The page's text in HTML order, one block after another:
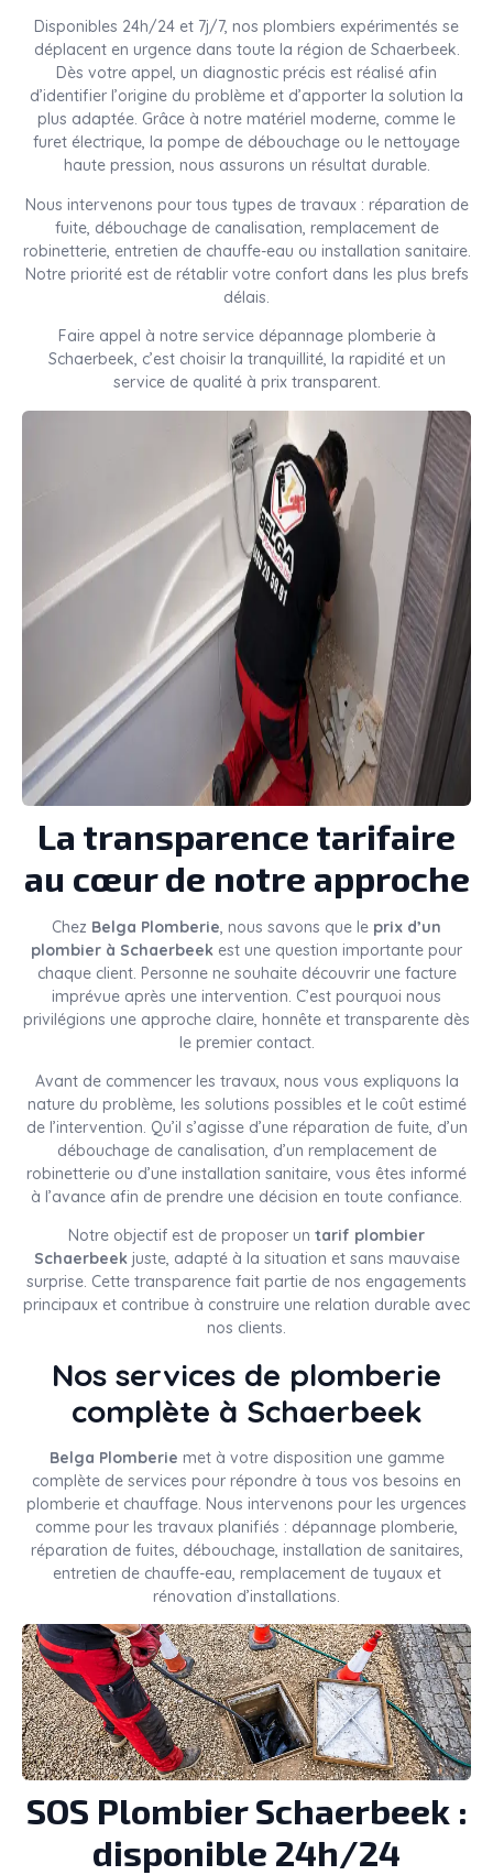
Disponibles 24h/24 et 7j/7, nos plombiers expérimentés se
déplacent en urgence dans toute la région de Schaerbeek.
Dès votre appel, un diagnostic précis est réalisé afin
d’identifier l’origine du problème et d’apporter la solution la
plus adaptée. Grâce à notre matériel moderne, comme le
furet électrique, la pompe de débouchage ou le nettoyage
haute pression, nous assurons un résultat durable.
Nous intervenons pour tous types de travaux : réparation de
fuite, débouchage de canalisation, remplacement de
robinetterie, entretien de chauffe-eau ou installation sanitaire.
Notre priorité est de rétablir votre confort dans les plus brefs
délais.
Faire appel à notre service dépannage plomberie à
Schaerbeek, c’est choisir la tranquillité, la rapidité et un
service de qualité à prix transparent.
La transparence tarifaire
au cœur de notre approche
Chez Belga Plomberie, nous savons que le prix d’un
plombier à Schaerbeek est une question importante pour
chaque client. Personne ne souhaite découvrir une facture
imprévue après une intervention. C’est pourquoi nous
privilégions une approche claire, honnête et transparente dès
le premier contact.
Avant de commencer les travaux, nous vous expliquons la
nature du problème, les solutions possibles et le coût estimé
de l’intervention. Qu’il s’agisse d’une réparation de fuite, d’un
débouchage de canalisation, d’un remplacement de
robinetterie ou d’une installation sanitaire, vous êtes informé
à l’avance afin de prendre une décision en toute confiance.
Notre objectif est de proposer un tarif plombier
Schaerbeekjuste, adapté à la situation et sans mauvaise
surprise. Cette transparence fait partie de nos engagements
principaux et contribue à construire une relation durable avec
nos clients.
Nos services de plomberie
complète à Schaerbeek
Belga Plomberie met à votre disposition une gamme
complète de services pour répondre à tous vos besoins en
plomberie et chauffage. Nous intervenons pour les urgences
comme pour les travaux planifiés : dépannage plomberie,
réparation de fuites, débouchage, installation de sanitaires,
entretien de chauffe-eau, remplacement de tuyaux et
rénovation d’installations.
SOS Plombier Schaerbeek :
disponible 24h/24